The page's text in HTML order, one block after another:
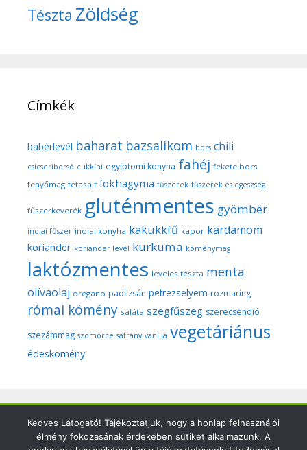
Tészta Zöldség
Címkék
babérlevél baharat bazsalikom bors chili
csicseriborsó cukkíni egyiptomi konyha fahéj fekete bors
fenyőmag fetasajt fokhagyma fűszerek fűszerek és egészség
fűszerkeverék gluténmentes gyömbér
indiai fűszer indiai konyha kakukkfű kapor kardamom
koriander koriander levél kurkuma köménymag
laktózmentes leveles tészta menta
olívaolaj oregano padlizsán petrezselyem rozmaring
római kömény saláta szegfűszeg szerecsendió
szezámmag szömörce sáfrány vanília vegetáriánus
édeskömény
Copyright © 2026 Szegedi Fűszeres - Minden fotó és anyag
ezen a weboldalon a szerző (Dr. Nyári Zsuzsa) kizárólagos
Kedves Látogató! Tájékoztatjuk, hogy a honlap felhasználói
élmény fokozásának érdekében sütiket alkalmazunk. A